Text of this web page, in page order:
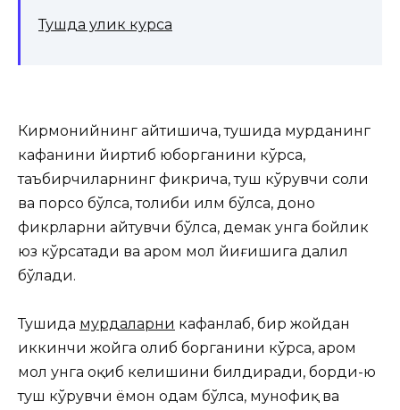
Тушда улик курса
Кирмонийнинг айтишича, тушида мурданинг
кафанини йиртиб юборганини кўрса,
таъбирчиларнинг фикрича, туш кўрувчи солиҳ
ва порсо бўлса, толиби илм бўлса, доно
фикрларни айтувчи бўлса, демак унга бойлик
юз кўрсатади ва ҳаром мол йиғишига далил
бўлади.
Тушида мурдаларни кафанлаб, бир жойдан
иккинчи жойга олиб борганини кўрса, ҳаром
мол унга оқиб келишини билдиради, борди-ю
туш кўрувчи ёмон одам бўлса, мунофиқ ва